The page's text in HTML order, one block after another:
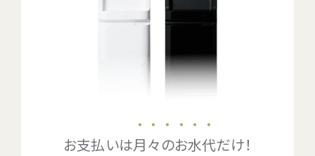
お支払いは月々のお水代
・・・・・・
だけ！